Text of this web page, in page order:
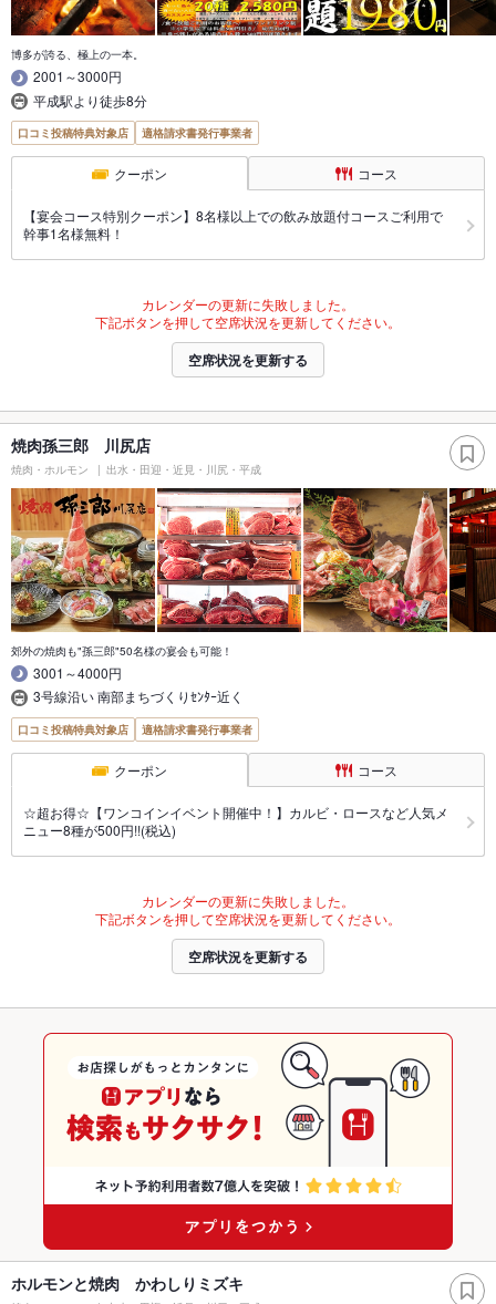
博多が誇る、極上の一本。
2001～3000円
平成駅より徒歩8分
口コミ投稿特典対象店 適格請求書発行事業者
クーポン コース
【宴会コース特別クーポン】8名様以上での飲み放題付コースご利用で
幹事1名様無料！
カレンダーの更新に失敗しました。
下記ボタンを押して空席状況を更新してください。
空席状況を更新する
焼肉孫三郎 川尻店
焼肉・ホルモン 出水・田迎・近見・川尻・平成
郊外の焼肉も"孫三郎"50名様の宴会も可能！
3001～4000円
3号線沿い 南部まちづくりｾﾝﾀｰ近く
口コミ投稿特典対象店 適格請求書発行事業者
クーポン コース
☆超お得☆【ワンコインイベント開催中！】カルビ・ロースなど人気メ
ニュー8種が500円!!(税込)
カレンダーの更新に失敗しました。
下記ボタンを押して空席状況を更新してください。
空席状況を更新する
ホルモンと焼肉 かわしりミズキ